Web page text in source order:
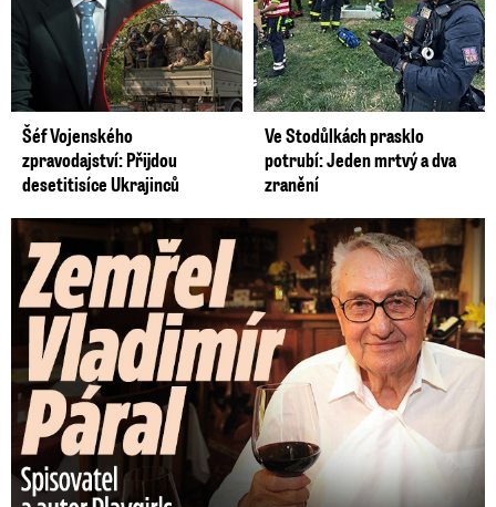
Šéf Vojenského
zpravodajství: Přijdou
desetitisíce Ukrajinců
Ve Stodůlkách prasklo
potrubí: Jeden mrtvý a dva
zranění
Zemřel Vladimír Páral (†94): Autor lechtivých Playgirls